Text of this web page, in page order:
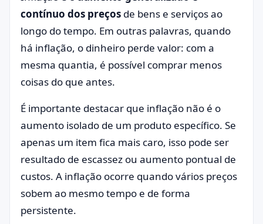
contínuo dos preços de bens e serviços ao
longo do tempo. Em outras palavras, quando
há inflação, o dinheiro perde valor: com a
mesma quantia, é possível comprar menos
coisas do que antes.
É importante destacar que inflação não é o
aumento isolado de um produto específico. Se
apenas um item fica mais caro, isso pode ser
resultado de escassez ou aumento pontual de
custos. A inflação ocorre quando vários preços
sobem ao mesmo tempo e de forma
persistente.